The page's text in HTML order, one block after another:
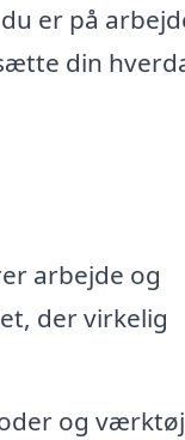
er på
din
arbejde og
der virkelig
og